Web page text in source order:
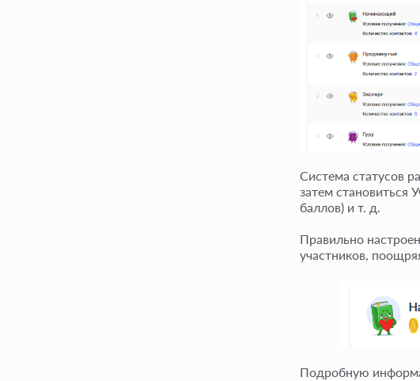
Система статусов
затем становиться
баллов) и т. д.
Правильно
участников,
Подробную